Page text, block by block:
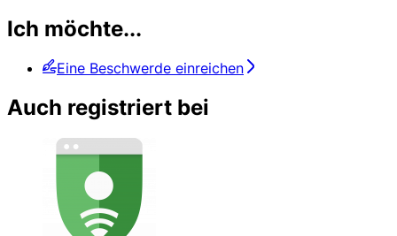
Ich möchte...
Eine Beschwerde einreichen
Auch registriert bei